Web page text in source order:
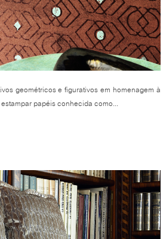
geométricos e figurativos em homenagem à
papéis conhecida como...